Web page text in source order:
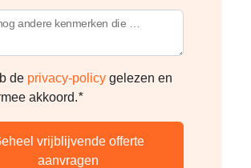
de privacy-policy gelezen en
akkoord.*verplicht
vrijblijvende offerte
aanvragen